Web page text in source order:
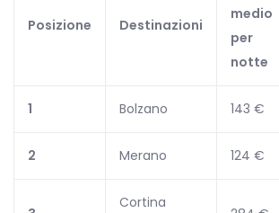
Posizione Destinazioni
medio
per
notte
1 Bolzano 143 €
2 Merano 124 €
Cortina